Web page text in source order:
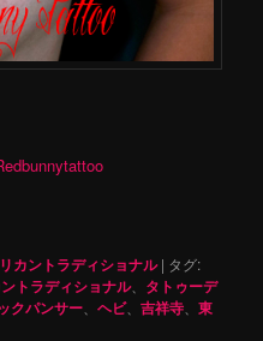
カントラディショナル | タグ:
トラディショナル、 タトゥーデ
クパンサー 、ヘビ、吉祥寺 、東